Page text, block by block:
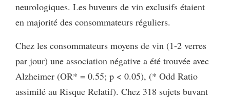
neurologiques. Les buveurs de vin exclusifs étaient
en majorité des consommateurs réguliers.
Chez les consommateurs moyens de vin (1-2 verres
par jour) une association négative a été trouvée avec
Alzheimer (OR* = 0.55; p < 0.05), (* Odd Ratio
assimilé au Risque Relatif). Chez 318 sujets buvant